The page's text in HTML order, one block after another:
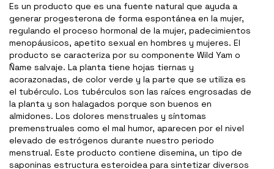
Es un producto que es una fuente natural que ayuda a
generar progesterona de forma espontánea en la mujer,
regulando el proceso hormonal de la mujer, padecimientos
menopáusicos, apetito sexual en hombres y mujeres. El
producto se caracteriza por su componente Wild Yam o
Ñame salvaje. La planta tiene hojas tiernas y
acorazonadas, de color verde y la parte que se utiliza es
el tubérculo. Los tubérculos son las raíces engrosadas de
la planta y son halagados porque son buenos en
almidones. Los dolores menstruales y síntomas
premenstruales como el mal humor, aparecen por el nivel
elevado de estrógenos durante nuestro periodo
menstrual. Este producto contiene disemina, un tipo de
saponinas estructura esteroidea para sintetizar diversos